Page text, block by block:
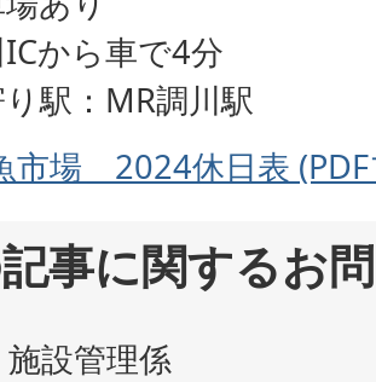
から車で4分
駅：MR調川駅
市場＿2024休日表
事に関するお
設管理係